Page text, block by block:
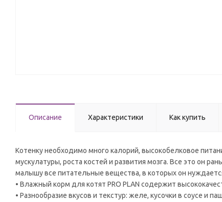
Описание Характеристики Как купить
Котенку необходимо много калорий, высокобелковое
мускулатуры, роста костей и развития мозга. Все это он
малышу все питательные вещества, в которых он
• Влажный корм для котят PRO PLAN содержит
• Разнообразие вкусов и текстур: желе, кусочки в соусе и